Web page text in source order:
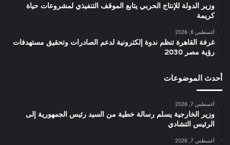
وزير الدولة للإنتاج الحربي يتابع الموقف التنفيذي لمشروعات حياة
كريمة
أغسطس 6, 2026
غرفة القاهرة تنظم ندوة إلكترونية لدعم الصادرات وتحقيق مستهدفات
رؤية مصر 2030
أحدث الموضوعات
أغسطس 7, 2026
وزير الخارجية يسلم رسالة خطية من السيد رئيس الجمهورية إلى
الرئيس التشادي
أغسطس 7, 2026